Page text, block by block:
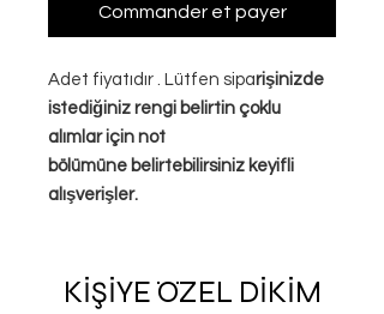
Commander et payer
Adet fiyatıdır . Lütfen siparişinizde
istediğiniz rengi belirtin çoklu
alımlar için not
bölümüne belirtebilirsiniz keyifli
alışverişler.
KİŞİYE ÖZEL DİKİM